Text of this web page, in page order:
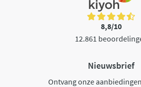
8,8/10
12.861
Nieuwsbrief
Ontvang onze